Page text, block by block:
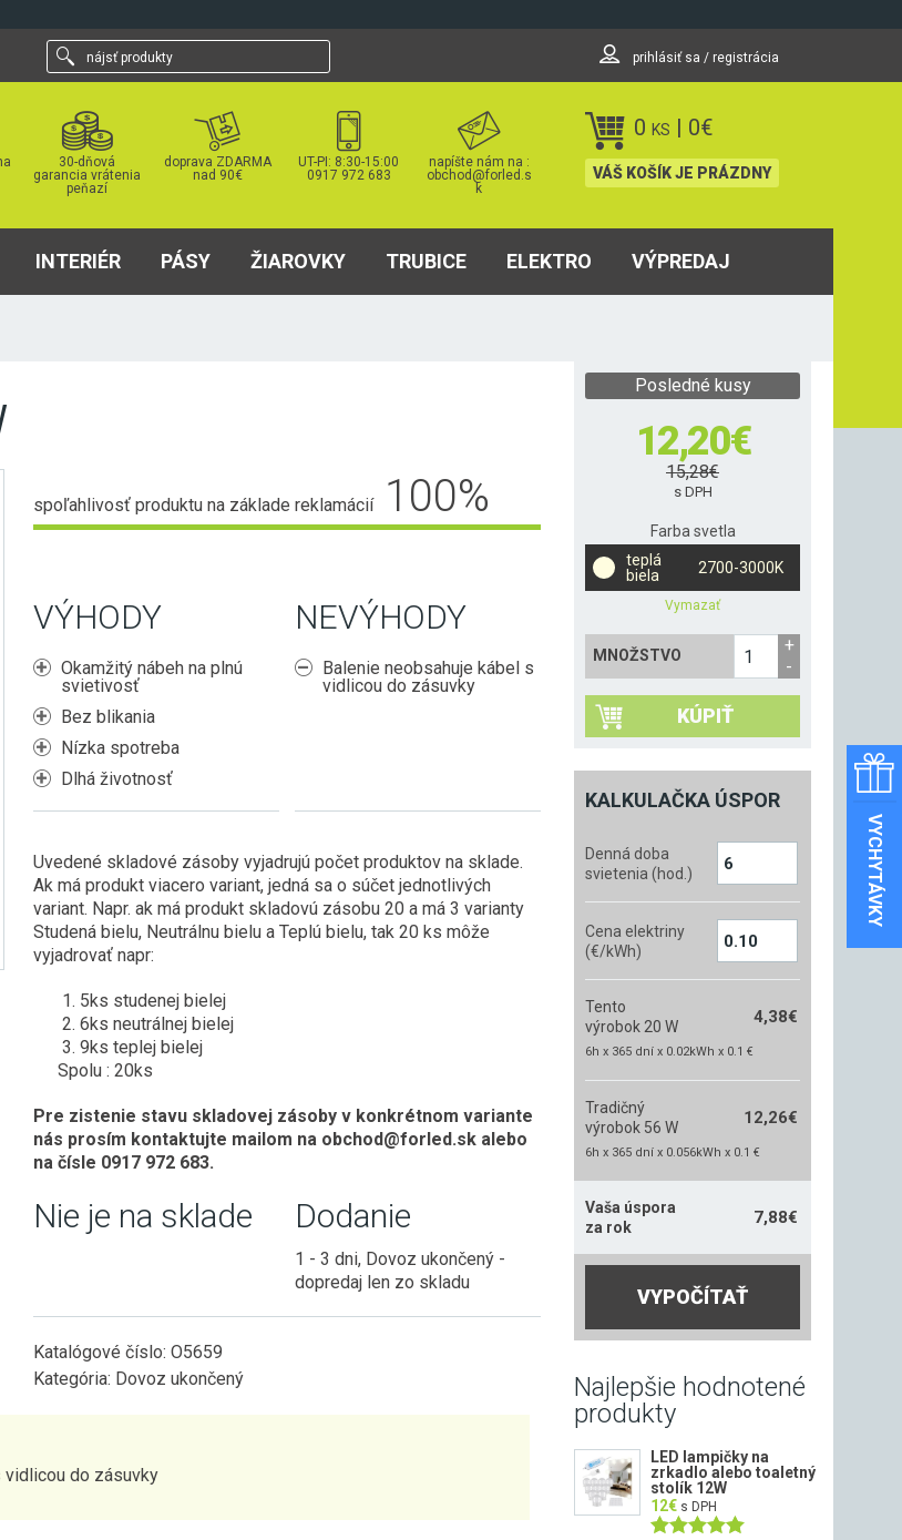
VYCHYTÁVKY
nájsť
produkty
prihlásiť sa / registrácia
30-dňová
garancia vrátenia
peňazí
doprava ZDARMA
nad 90€
UT-PI: 8:30-15:00
0917 972 683
napíšte nám na :
obchod@forled.s
k
0 KS | 0€
VÁŠ KOŠÍK JE PRÁZDNY
INTERIÉR PÁSY ŽIAROVKY TRUBICE ELEKTRO VÝPREDAJ
spoľahlivosť produktu na základe reklamácií 100%
VÝHODY
Okamžitý nábeh na plnú
svietivosť
Bez blikania
Nízka spotreba
Dlhá životnosť
NEVÝHODY
Balenie neobsahuje kábel s
vidlicou do zásuvky
Uvedené skladové zásoby vyjadrujú počet produktov na sklade.
Ak má produkt viacero variant, jedná sa o súčet jednotlivých
variant. Napr. ak má produkt skladovú zásobu 20 a má 3 varianty
Studená bielu, Neutrálnu bielu a Teplú bielu, tak 20 ks môže
vyjadrovať napr:
5ks studenej bielej
6ks neutrálnej bielej
9ks teplej bielej
Spolu : 20ks
Pre zistenie stavu skladovej zásoby v konkrétnom variante
nás prosím kontaktujte mailom na obchod@forled.sk alebo
na čísle 0917 972 683.
Nie je na sklade Dodanie
1 - 3 dni, Dovoz ukončený -
dopredaj len zo skladu
Katalógové číslo: O5659
Kategória: Dovoz ukončený
Posledné kusy
12,20€
15,28€
s DPH
Farba svetla
teplá
biela
2700-3000K
Vymazať
MNOŽSTVO
KÚPIŤ
KALKULAČKA ÚSPOR
Denná doba
svietenia (hod.)
Cena elektriny
(€/kWh)
Tento
výrobok 20 W
4,38€
6h x 365 dní x 0.02kWh x 0.1 €
Tradičný
výrobok 56 W
12,26€
6h x 365 dní x 0.056kWh x 0.1 €
Vaša úspora
za rok
7,88€
VYPOČÍTAŤ
Najlepšie hodnotené
produkty
LED lampičky na
zrkadlo alebo toaletný
stolík 12W
12€ s DPH
vidlicou do zásuvky